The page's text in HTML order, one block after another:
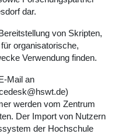
dar.
von Skripten,
organisatorische,
Verwendung finden.
Mail an
werden vom Zentrum
Der Import von Nutzern
der Hochschule